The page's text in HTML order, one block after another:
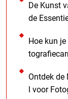
De Kunst
de
Hoe kun
Ontdek
l voor